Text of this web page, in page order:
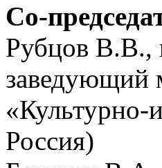
Со-
Рубцов
«Культурно-
Россия)